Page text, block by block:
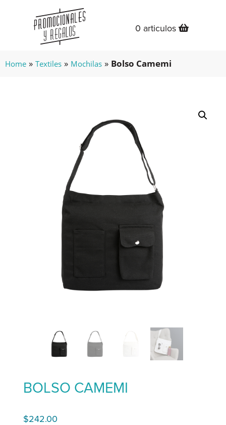
0 articulos
Home » Textiles » Mochilas » Bolso Camemi
BOLSO CAMEMI
$242.00